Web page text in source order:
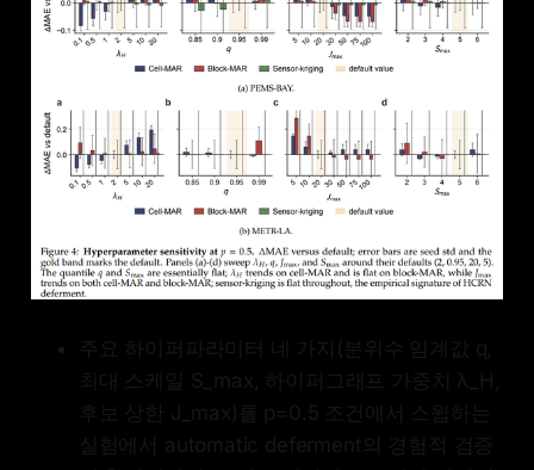
주요 하이퍼파라미터 네 가지(분위수 임계값 q,
최대 스케일 S_max, 하이퍼그래프 가중치 λ_H,
후보 상한 J_max)를 p=0.5 조건에서 스윕하는
실험에서 automatic deferment의 경험적 검증